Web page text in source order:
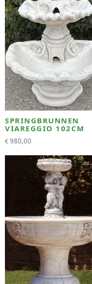
SPRINGBRUNNEN
VIAREGGIO 102CM
€980,00